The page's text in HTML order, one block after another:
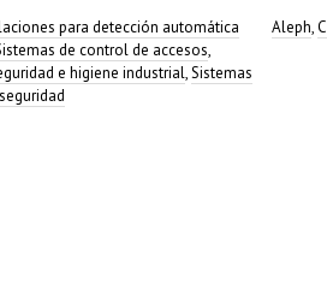
para detección automática
de control de accesos,
e higiene industrial,Sistemas
Aleph,